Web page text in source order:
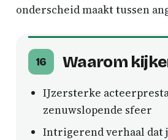
onderscheid maakt tussen
16 Waarom
IJzersterke
zenuwslopende sfeer
Intrigerend verhaal dat